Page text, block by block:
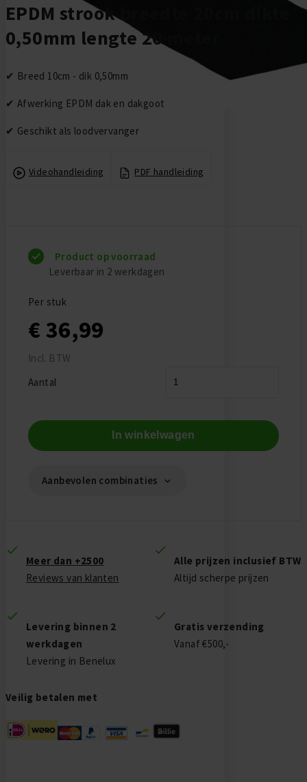
EPDM strook breedte 20cm dikte
0,50mm lengte 20 meter
✔ Breed 10cm - dik 0,50mm
✔ Afwerking EPDM dak en dakgoot
✔ Geschikt als loodvervanger
Videohandleiding PDF handleiding
Product op voorraad
Leverbaar in 2 werkdagen
Per stuk
€ 36,99
Incl. BTW
Aantal
In winkelwagen
Aanbevolen combinaties
Meer dan +2500
Reviews van klanten
Alle prijzen inclusief BTW
Altijd scherpe prijzen
Levering binnen 2
werkdagen
Levering in Benelux
Gratis verzending
Vanaf €500,-
Veilig betalen met